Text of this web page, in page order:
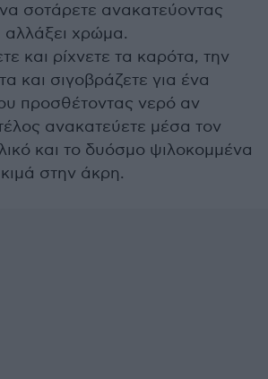
να σοτάρετε ανακατεύοντας
αλλάξει χρώμα.
και ρίχνετε τα καρότα, την
και σιγοβράζετε για ένα
προσθέτοντας νερό αν
ανακατεύετε μέσα τον
και το δυόσμο ψιλοκομμένα
στην άκρη.